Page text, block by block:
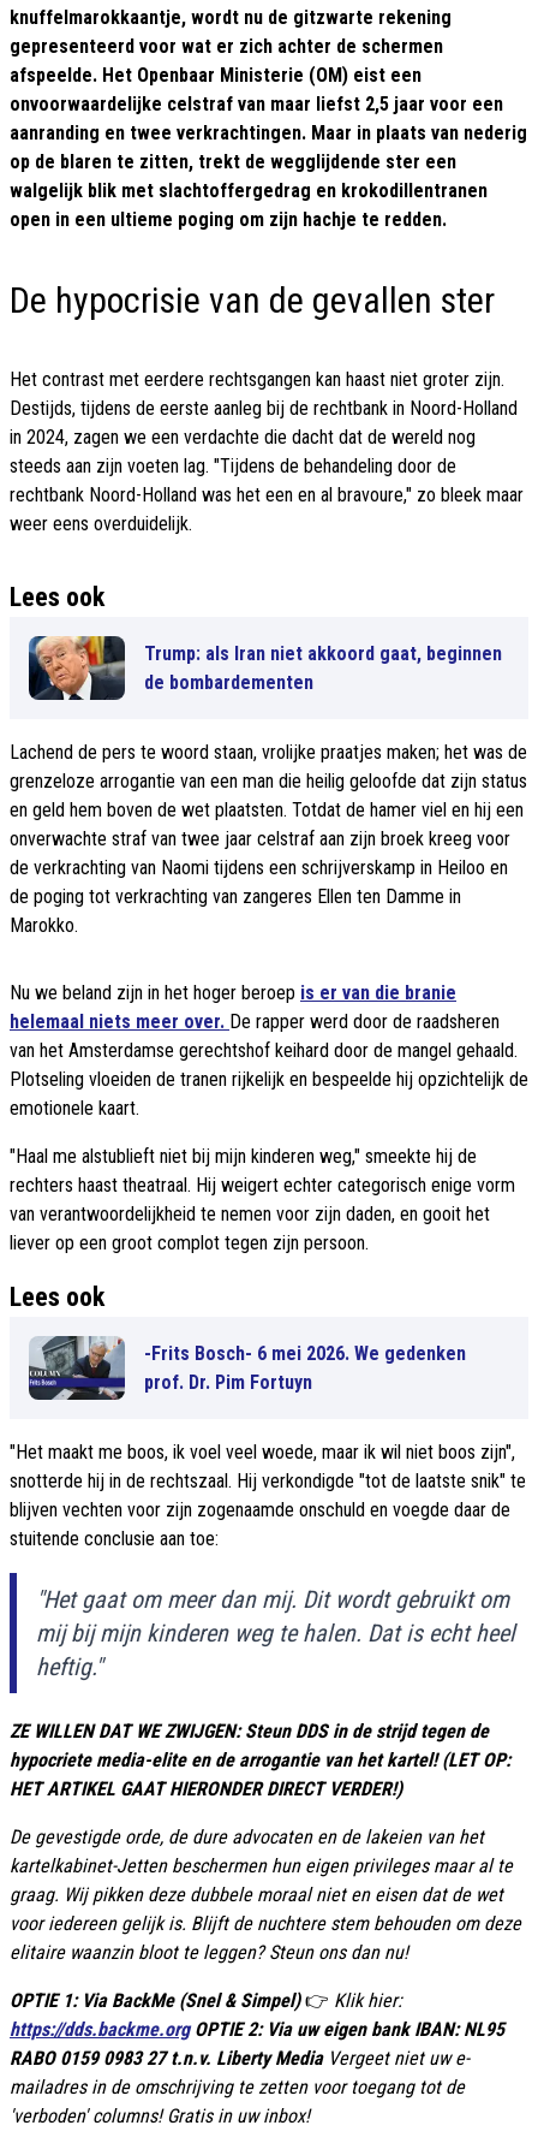
knuffelmarokkaantje, wordt nu de gitzwarte rekening
gepresenteerd voor wat er zich achter de schermen
afspeelde. Het Openbaar Ministerie (OM) eist een
onvoorwaardelijke celstraf van maar liefst 2,5 jaar voor een
aanranding en twee verkrachtingen. Maar in plaats van nederig
op de blaren te zitten, trekt de wegglijdende ster een
walgelijk blik met slachtoffergedrag en krokodillentranen
open in een ultieme poging om zijn hachje te redden.
De hypocrisie van de gevallen ster
Het contrast met eerdere rechtsgangen kan haast niet groter zijn.
Destijds, tijdens de eerste aanleg bij de rechtbank in Noord-Holland
in 2024, zagen we een verdachte die dacht dat de wereld nog
steeds aan zijn voeten lag. "Tijdens de behandeling door de
rechtbank Noord-Holland was het een en al bravoure," zo bleek maar
weer eens overduidelijk.
Lees ook
Trump: als Iran niet akkoord gaat, beginnen
de bombardementen
Lachend de pers te woord staan, vrolijke praatjes maken; het was de
grenzeloze arrogantie van een man die heilig geloofde dat zijn status
en geld hem boven de wet plaatsten. Totdat de hamer viel en hij een
onverwachte straf van twee jaar celstraf aan zijn broek kreeg voor
de verkrachting van Naomi tijdens een schrijverskamp in Heiloo en
de poging tot verkrachting van zangeres Ellen ten Damme in
Marokko.
Nu we beland zijn in het hoger beroep is er van die branie
helemaal niets meer over. De rapper werd door de raadsheren
van het Amsterdamse gerechtshof keihard door de mangel gehaald.
Plotseling vloeiden de tranen rijkelijk en bespeelde hij opzichtelijk de
emotionele kaart.
"Haal me alstublieft niet bij mijn kinderen weg," smeekte hij de
rechters haast theatraal. Hij weigert echter categorisch enige vorm
van verantwoordelijkheid te nemen voor zijn daden, en gooit het
liever op een groot complot tegen zijn persoon.
Lees ook
-Frits Bosch- 6 mei 2026. We gedenken
prof. Dr. Pim Fortuyn
"Het maakt me boos, ik voel veel woede, maar ik wil niet boos zijn",
snotterde hij in de rechtszaal. Hij verkondigde "tot de laatste snik" te
blijven vechten voor zijn zogenaamde onschuld en voegde daar de
stuitende conclusie aan toe:
"Het gaat om meer dan mij. Dit wordt gebruikt om
mij bij mijn kinderen weg te halen. Dat is echt heel
heftig."
ZE WILLEN DAT WE ZWIJGEN: Steun DDS in de strijd tegen de
hypocriete media-elite en de arrogantie van het kartel! (LET OP:
HET ARTIKEL GAAT HIERONDER DIRECT VERDER!)
De gevestigde orde, de dure advocaten en de lakeien van het
kartelkabinet-Jetten beschermen hun eigen privileges maar al te
graag. Wij pikken deze dubbele moraal niet en eisen dat de wet
voor iedereen gelijk is. Blijft de nuchtere stem behouden om deze
elitaire waanzin bloot te leggen? Steun ons dan nu!
OPTIE 1: Via BackMe (Snel & Simpel)👉 Klik hier:
https://dds.backme.org OPTIE 2: Via uw eigen bank IBAN: NL95
RABO 0159 0983 27 t.n.v. Liberty Media Vergeet niet uw e-
mailadres in de omschrijving te zetten voor toegang tot de
'verboden' columns! Gratis in uw inbox!